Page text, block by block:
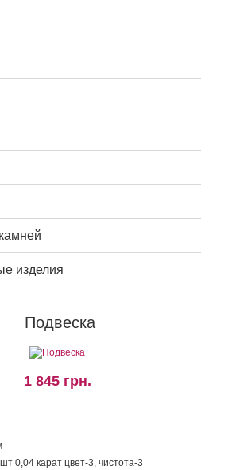
изделия
Подвеска
1 845 грн.
0,04 карат цвет-3, чистота-3